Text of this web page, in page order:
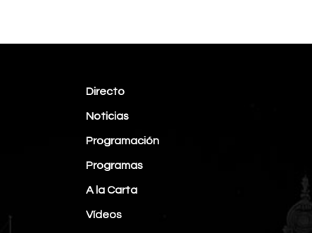
Directo
Noticias
Programación
Programas
A la Carta
Vídeos